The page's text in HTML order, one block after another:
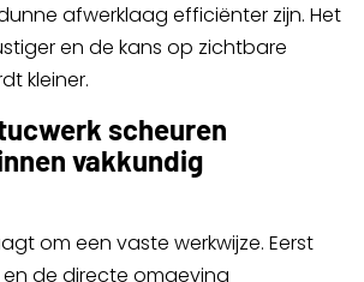
afwerklaag efficiënter zijn. Het
en de kans op zichtbare
kleiner.
scheuren
vakkundig
om een vaste werkwijze. Eerst
de directe omgeving